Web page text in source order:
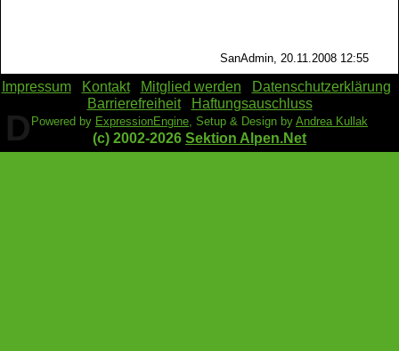
SanAdmin, 20.11.2008 12:55
Impressum Kontakt Mitglied werden
Datenschutzerklärung
Barrierefreiheit
Haftungsauschluss
Powered by ExpressionEngine, Setup & Design by Andrea Kullak
(c) 2002-2026 Sektion Alpen.Net
D